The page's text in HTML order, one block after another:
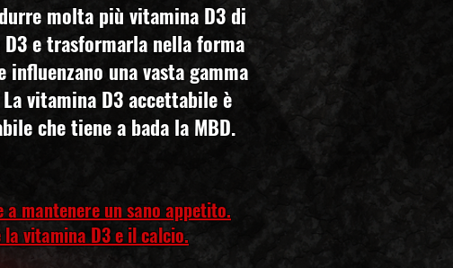
molta più vitamina D3 di
e trasformarla nella forma
una vasta gamma
vitamina D3 accettabile è
che tiene a bada la MBD.
mantenere un sano appetito.
vitamina D3 e il calcio.